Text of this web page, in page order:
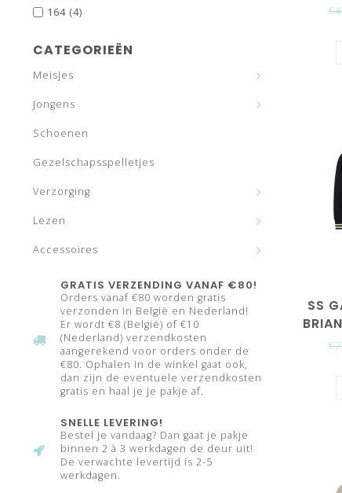
164 (4)
CATEGORIEËN
Meisjes
Jongens
Schoenen
Gezelschapsspelletjes
Verzorging
Lezen
Accessoires
GRATIS VERZENDING VANAF €80!
Orders vanaf €80 worden gratis
verzonden in België en Nederland!
Er wordt €8 (België) of €10
(Nederland) verzendkosten
aangerekend voor orders onder de
€80. Ophalen in de winkel gaat ook,
dan zijn de eventuele verzendkosten
gratis en haal je je pakje af.
SNELLE LEVERING!
Bestel je vandaag? Dan gaat je pakje
binnen 2 à 3 werkdagen de deur uit!
De verwachte levertijd is 2-5
werkdagen.
SS